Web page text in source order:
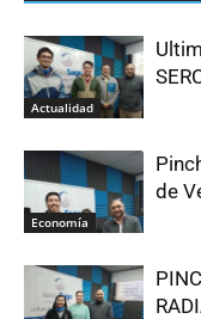
Actualidad
Economía
de